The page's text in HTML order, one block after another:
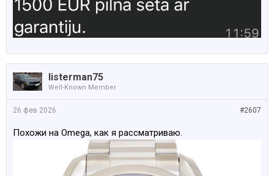
listerman75
Well-Known Member
#2607
26 фев 2026
Похожи на Omega, как я рассматриваю.